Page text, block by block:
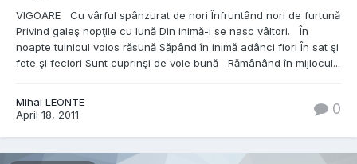
VIGOARE Cu vârful spânzurat de nori Înfruntând nori de furtună
Privind galeş nopţile cu lună Din inimă-i se nasc vâltori. În
noapte tulnicul voios răsună Săpând în inimă adânci fiori În sat şi
fete şi feciori Sunt cuprinşi de voie bună Rămânând în mijlocul...
Mihai LEONTE
April 18, 2011
0